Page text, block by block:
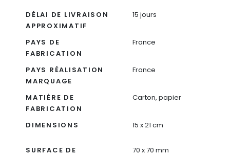
DÉLAI DE LIVRAISON
APPROXIMATIF
15 jours
PAYS DE
FABRICATION
France
PAYS RÉALISATION
MARQUAGE
France
MATIÈRE DE
FABRICATION
Carton, papier
DIMENSIONS 15 x 21 cm
SURFACE DE
70 x 70 mm